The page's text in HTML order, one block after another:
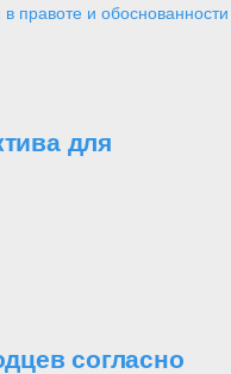
правоте и обоснованности
для
согласно